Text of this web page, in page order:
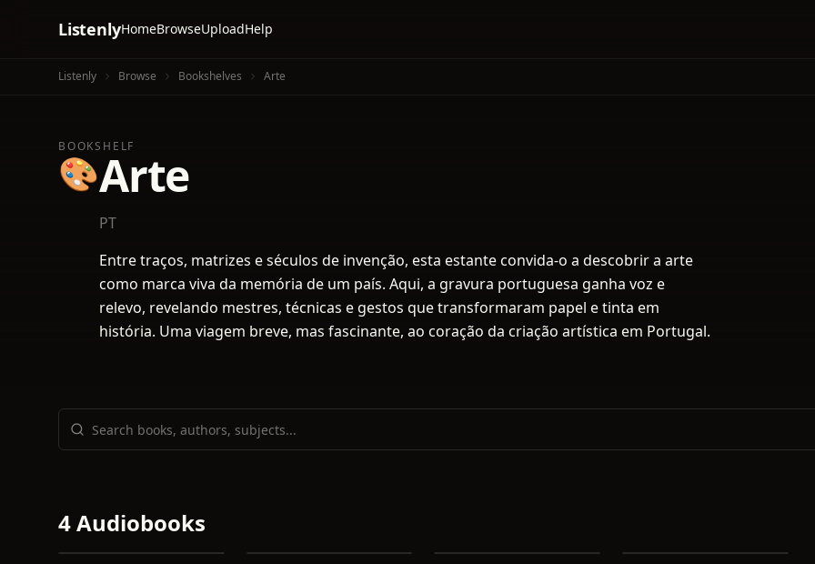
ListenlyHomeBrowseUploadHelp
Listenly Browse Bookshelves Arte
BOOKSHELF
🎨Arte
PT
Entre traços, matrizes e séculos de invenção, esta estante convida-o a descobrir a arte
como marca viva da memória de um país. Aqui, a gravura portuguesa ganha voz e
relevo, revelando mestres, técnicas e gestos que transformaram papel e tinta em
história. Uma viagem breve, mas fascinante, ao coração da criação artística em Portugal.
4 Audiobooks